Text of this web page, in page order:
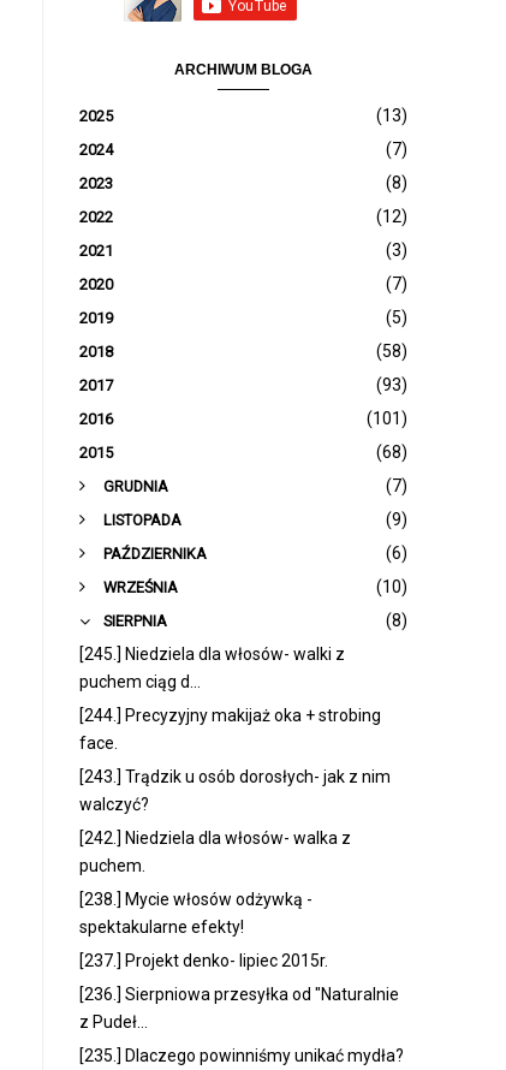
ARCHIWUM BLOGA
2025 (13)
2024 (7)
2023 (8)
2022 (12)
2021 (3)
2020 (7)
2019 (5)
2018 (58)
2017 (93)
2016 (101)
2015
(68)
►
GRUDNIA
(7)
►
LISTOPADA
(9)
►
PAŹDZIERNIKA
(6)
►
WRZEŚNIA
(10)
▼
SIERPNIA
(8)
[245.] Niedziela dla włosów- walki z
puchem ciąg d...
[244.] Precyzyjny makijaż oka + strobing
face.
[243.] Trądzik u osób dorosłych- jak z nim
walczyć?
[242.] Niedziela dla włosów- walka z
puchem.
[238.] Mycie włosów odżywką -
spektakularne efekty!
[237.] Projekt denko- lipiec 2015r.
[236.] Sierpniowa przesyłka od "Naturalnie
z Pudeł...
[235.] Dlaczego powinniśmy unikać mydła?